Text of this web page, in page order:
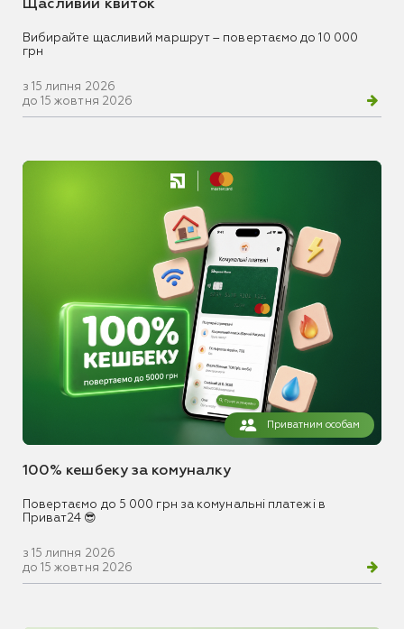
Щасливий квиток
Вибирайте щасливий маршрут – повертаємо до 10 000
грн
з 15 липня 2026
до 15 жовтня 2026
Приватним особам
100% кешбеку за комуналку
Повертаємо до 5 000 грн за комунальні платежі в
Приват24 😎
з 15 липня 2026
до 15 жовтня 2026